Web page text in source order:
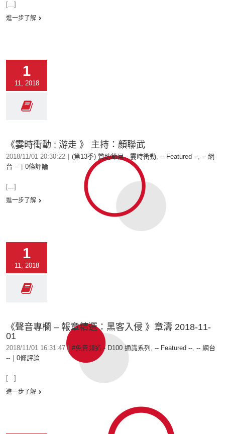
[...]
進一步了解
1
11, 2018
《霎時衝動 : 游走 》 主持：顏聯武
2018/11/01 20:30:22 (第13季) 贊助節目 - 霎時衝動, -- Featured --, -- 網
台 --
0條評論
[...]
進一步了解
1
11, 2018
《聲音專欄 – 報章精選：黑客入侵 》章濤 2018-11-
01
2018/11/01 16:31:47 #免費頻道 - D100 通識系列 , -- Featured --, -- 網台
--
0條評論
[...]
進一步了解